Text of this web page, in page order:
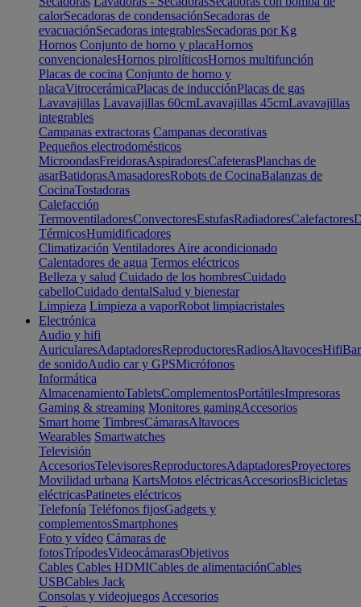
calorSecadoras de condensaciónSecadoras de
evacuaciónSecadoras integrablesSecadoras por Kg
Hornos Conjunto de horno y placaHornos
convencionalesHornos pirolíticosHornos multifunción
Placas de cocina Conjunto de horno y
placaVitrocerámicaPlacas de inducciónPlacas de gas
Lavavajillas Lavavajillas 60cmLavavajillas 45cmLavavajillas
integrables
Campanas extractoras Campanas decorativas
Pequeños electrodomésticos
MicroondasFreidorasAspiradoresCafeterasPlanchas de
asarBatidorasAmasadoresRobots de CocinaBalanzas de
CocinaTostadoras
Calefacción
TermoventiladoresConvectoresEstufasRadiadoresCalefactores
TérmicosHumidificadores
Climatización Ventiladores Aire acondicionado
Calentadores de agua Termos eléctricos
Belleza y salud Cuidado de los hombresCuidado
cabelloCuidado dentalSalud y bienestar
Limpieza Limpieza a vaporRobot limpiacristales
Electrónica
Audio y hifi
AuricularesAdaptadoresReproductoresRadiosAltavocesHifi
de sonidoAudio car y GPSMicrófonos
Informática
AlmacenamientoTabletsComplementosPortátilesImpresoras
Gaming & streaming Monitores gamingAccesorios
Smart home TimbresCámarasAltavoces
Wearables Smartwatches
Televisión
AccesoriosTelevisoresReproductoresAdaptadoresProyectores
Movilidad urbana KartsMotos eléctricasAccesoriosBicicletas
eléctricasPatinetes eléctricos
Telefonía Teléfonos fijosGadgets y
complementosSmartphones
Foto y vídeo Cámaras de
fotosTrípodesVideocámarasObjetivos
Cables Cables HDMICables de alimentaciónCables
USBCables Jack
Consolas y videojuegos Accesorios